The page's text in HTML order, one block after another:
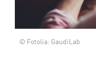
© Fotolia: GaudiLab